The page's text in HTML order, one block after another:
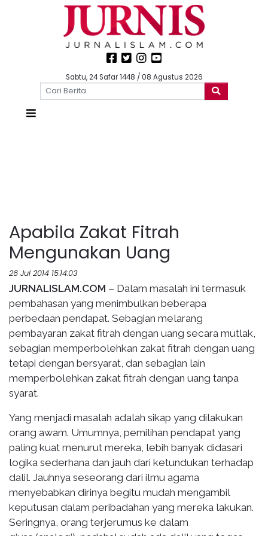
Sabtu, 24 Safar 1448 / 08 Agustus 2026
Apabila Zakat Fitrah
Mengunakan Uang
26 Jul 2014 15:14:03
JURNALISLAM.COM – Dalam masalah ini termasuk
pembahasan yang menimbulkan beberapa
perbedaan pendapat. Sebagian melarang
pembayaran zakat fitrah dengan uang secara mutlak,
sebagian memperbolehkan zakat fitrah dengan uang
tetapi dengan bersyarat, dan sebagian lain
memperbolehkan zakat fitrah dengan uang tanpa
syarat.
Yang menjadi masalah adalah sikap yang dilakukan
orang awam. Umumnya, pemilihan pendapat yang
paling kuat menurut mereka, lebih banyak didasari
logika sederhana dan jauh dari ketundukan terhadap
dalil. Jauhnya seseorang dari ilmu agama
menyebabkan dirinya begitu mudah mengambil
keputusan dalam peribadahan yang mereka lakukan.
Seringnya, orang terjerumus ke dalam